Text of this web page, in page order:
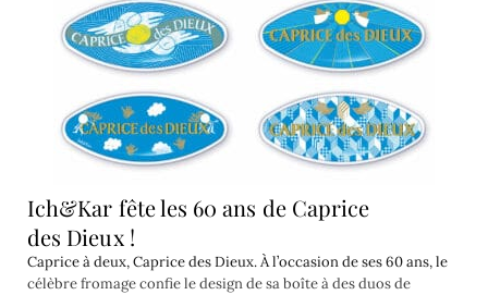
Ich&Kar fête les 60 ans de Caprice
des Dieux !
Caprice à deux, Caprice des Dieux. À l’occasion de ses 60 ans, le
célèbre fromage confie le design de sa boîte à des duos de